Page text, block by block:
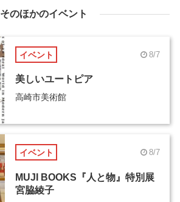
そのほかのイベント
イベント 8/7
美しいユートピア
高崎市美術館
イベント 8/7
MUJI BOOKS『人と物』特別展
宮脇綾子